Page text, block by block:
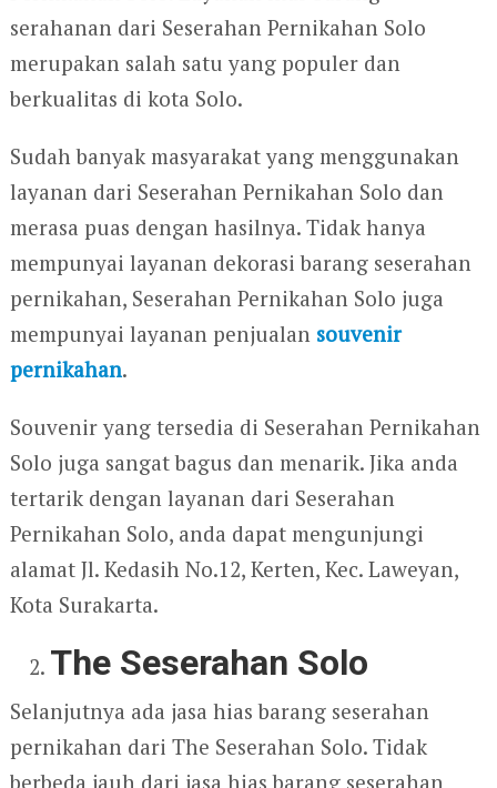
serahanan dari Seserahan Pernikahan Solo
merupakan salah satu yang populer dan
berkualitas di kota Solo.
Sudah banyak masyarakat yang menggunakan
layanan dari Seserahan Pernikahan Solo dan
merasa puas dengan hasilnya. Tidak hanya
mempunyai layanan dekorasi barang seserahan
pernikahan, Seserahan Pernikahan Solo juga
mempunyai layanan penjualan souvenir
pernikahan.
Souvenir yang tersedia di Seserahan Pernikahan
Solo juga sangat bagus dan menarik. Jika anda
tertarik dengan layanan dari Seserahan
Pernikahan Solo, anda dapat mengunjungi
alamat Jl. Kedasih No.12, Kerten, Kec. Laweyan,
Kota Surakarta.
The Seserahan Solo
Selanjutnya ada jasa hias barang seserahan
pernikahan dari The Seserahan Solo. Tidak
berbeda jauh dari jasa hias barang seserahan